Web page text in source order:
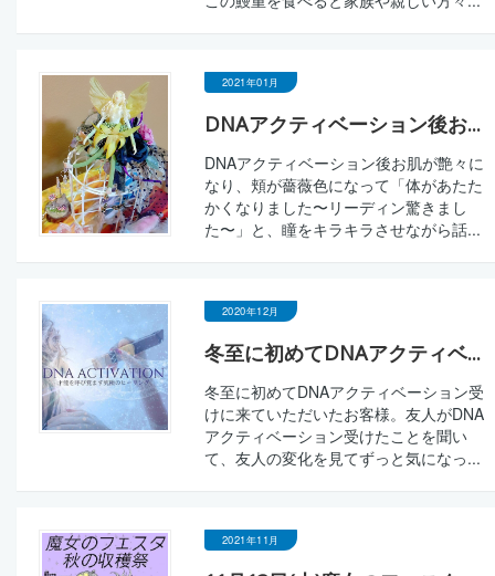
2021年01月
DNAアクティベーション後お...
DNAアクティベーション後お肌が艶々に
なり、頬が薔薇色になって「体があたた
かくなりました〜リーディン驚きまし
た〜」と、瞳をキラキラさせながら話...
2020年12月
冬至に初めてDNAアクティベ...
冬至に初めてDNAアクティベーション受
けに来ていただいたお客様。友人がDNA
アクティベーション受けたことを聞い
て、友人の変化を見てずっと気になっ...
2021年11月